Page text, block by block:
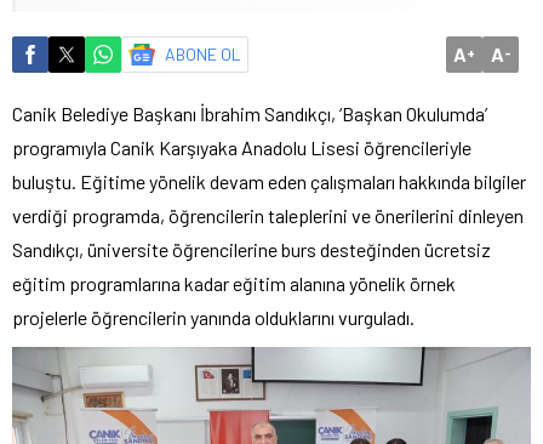
ABONE OL A+ A-
Canik Belediye Başkanı İbrahim Sandıkçı, ‘Başkan Okulumda’
programıyla Canik Karşıyaka Anadolu Lisesi öğrencileriyle
buluştu. Eğitime yönelik devam eden çalışmaları hakkında bilgiler
verdiği programda, öğrencilerin taleplerini ve önerilerini dinleyen
Sandıkçı, üniversite öğrencilerine burs desteğinden ücretsiz
eğitim programlarına kadar eğitim alanına yönelik örnek
projelerle öğrencilerin yanında olduklarını vurguladı.